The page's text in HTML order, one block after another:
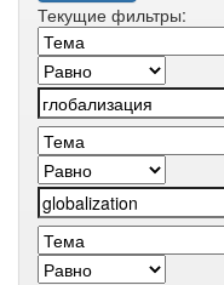
Текущие фильтры: